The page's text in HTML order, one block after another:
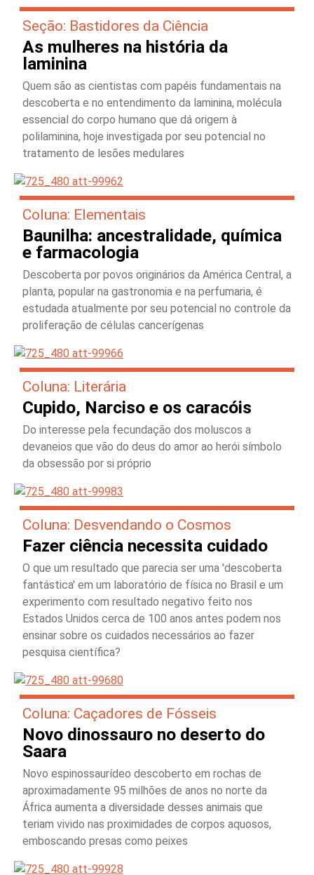
Seção: Bastidores da Ciência
As mulheres na história da
laminina
Quem são as cientistas com papéis fundamentais na
descoberta e no entendimento da laminina, molécula
essencial do corpo humano que dá origem à
polilaminina, hoje investigada por seu potencial no
tratamento de lesões medulares
Coluna: Elementais
Baunilha: ancestralidade, química
e farmacologia
Descoberta por povos originários da América Central, a
planta, popular na gastronomia e na perfumaria, é
estudada atualmente por seu potencial no controle da
proliferação de células cancerígenas
Coluna: Literária
Cupido, Narciso e os caracóis
Do interesse pela fecundação dos moluscos a
devaneios que vão do deus do amor ao herói símbolo
da obsessão por si próprio
Coluna: Desvendando o Cosmos
Fazer ciência necessita cuidado
O que um resultado que parecia ser uma 'descoberta
fantástica' em um laboratório de física no Brasil e um
experimento com resultado negativo feito nos
Estados Unidos cerca de 100 anos antes podem nos
ensinar sobre os cuidados necessários ao fazer
pesquisa científica?
Coluna: Caçadores de Fósseis
Novo dinossauro no deserto do
Saara
Novo espinossaurídeo descoberto em rochas de
aproximadamente 95 milhões de anos no norte da
África aumenta a diversidade desses animais que
teriam vivido nas proximidades de corpos aquosos,
emboscando presas como peixes